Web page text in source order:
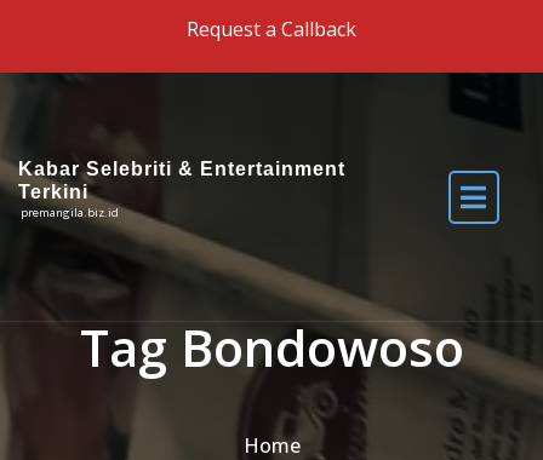
Request a Callback
Kabar Selebriti & Entertainment
Terkini
premangila.biz.id
Tag Bondowoso
Home